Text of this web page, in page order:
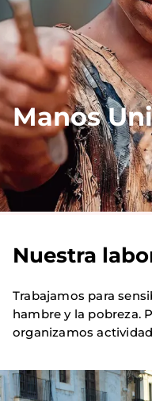
Manos
Nuestra
Trabajamos para
hambre y la pobreza.
organizamos